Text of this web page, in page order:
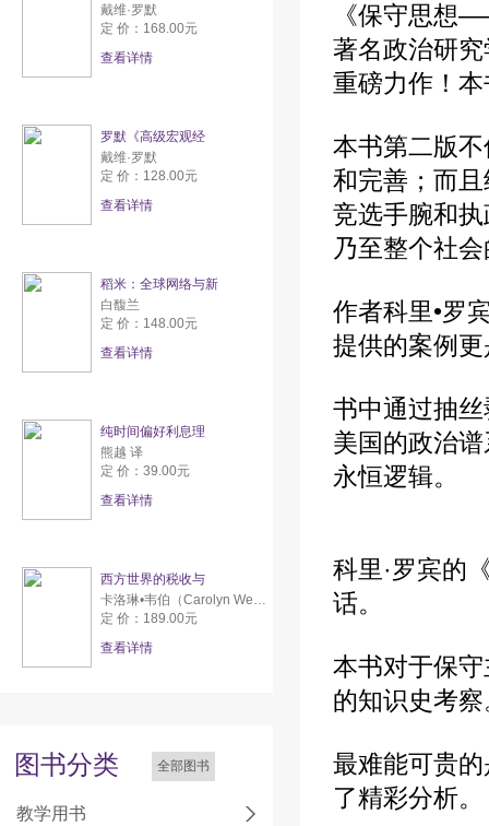
戴维·罗默
定 价：168.00元
查看详情
罗默《高级宏观经
戴维·罗默
定 价：128.00元
查看详情
稻米：全球网络与新
白馥兰
定 价：148.00元
查看详情
纯时间偏好利息理
熊越 译
定 价：39.00元
查看详情
西方世界的税收与
卡洛琳•韦伯（Carolyn Webber） 亚伦•威尔达夫斯基（Aaron Wildavsky）
定 价：189.00元
查看详情
图书分类 全部图书
教学用书
《保守思想
著名政治研
重磅力作！
本书第二版
和完善；而
竞选手腕和
乃至整个社
作者科里•罗
提供的案例
书中通过抽
美国的政治
永恒逻辑。
科里·罗宾的
话。
本书对于保
的知识史考察
最难能可贵
了精彩分析。